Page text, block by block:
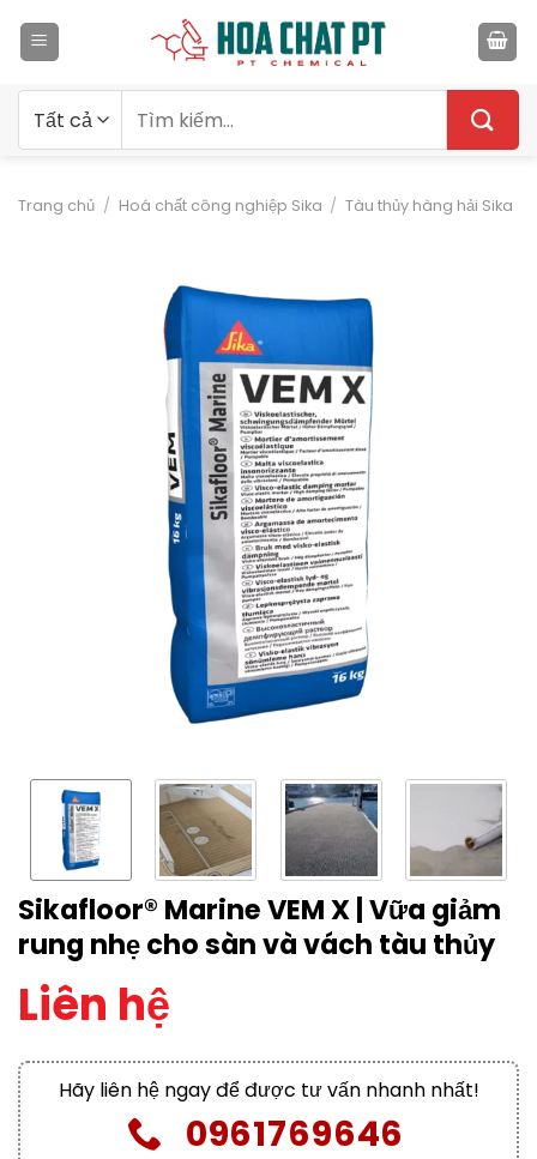
qua
kiếm:
Trang chủ / Hoá chất công nghiệp Sika / Tàu thủy hàng hải Sika
Sikafloor® Marine VEM X | Vữa giảm
rung nhẹ cho sàn và vách tàu thủy
Liên hệ
Hãy liên hệ ngay để được tư vấn nhanh nhất!
0961769646